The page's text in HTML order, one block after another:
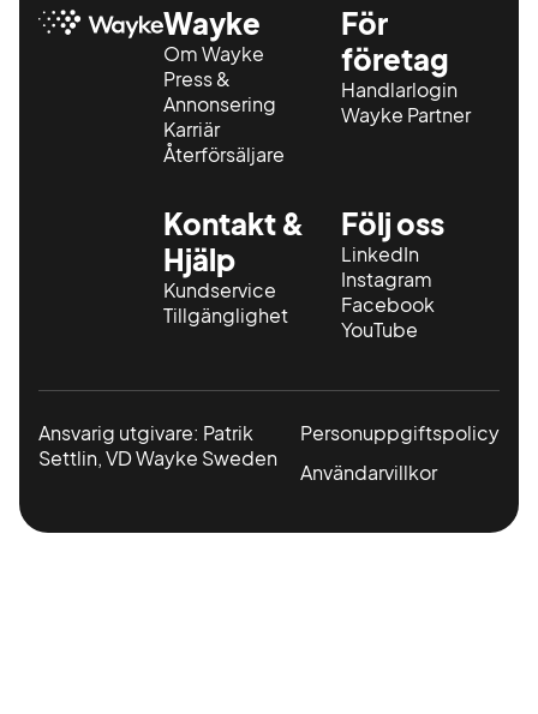
Wayke
Om Wayke
Press &
Annonsering
Karriär
Återförsäljare
För
företag
Handlarlogin
Wayke Partner
Kontakt &
Hjälp
Kundservice
Tillgänglighet
Följ oss
LinkedIn
Instagram
Facebook
YouTube
Ansvarig utgivare: Patrik
Settlin, VD Wayke Sweden
Personuppgiftspolicy
Användarvillkor